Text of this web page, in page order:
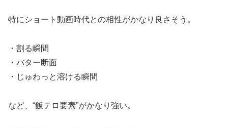
特にショート動画時代との相性がかなり良さそう。
・割る瞬間
・バター断面
・じゅわっと溶ける瞬間
など、“飯テロ要素”がかなり強い。